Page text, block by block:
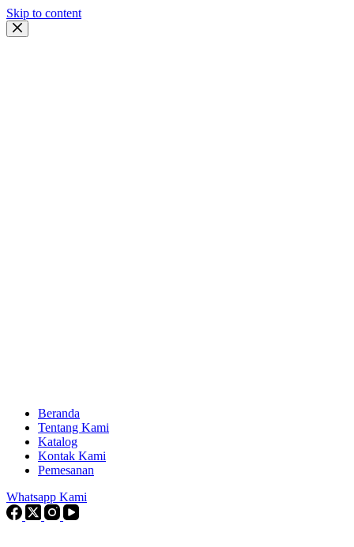
Skip to content
Beranda
Tentang Kami
Katalog
Kontak Kami
Pemesanan
Whatsapp Kami